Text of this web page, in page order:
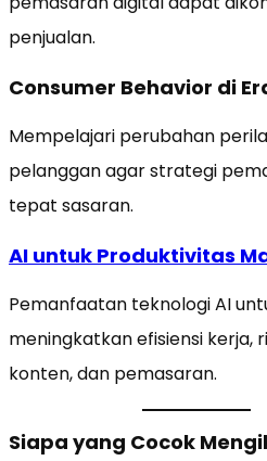
penjualan.
Consumer Behavior di
Mempelajari perubahan
pelanggan agar strategi
tepat sasaran.
AI untuk Produktivitas
Pemanfaatan teknologi AI
meningkatkan efisiensi kerja,
konten, dan pemasaran.
Siapa yang Cocok